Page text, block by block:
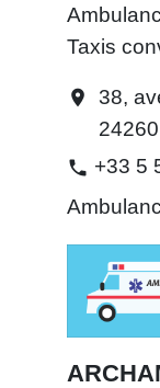
Taxis
location_on
38,
phone +33 5